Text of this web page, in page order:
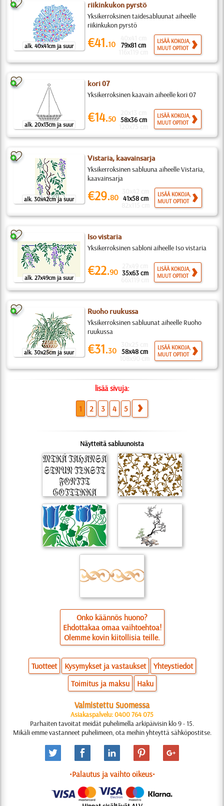
alk. 40x41cm ja suur
riikinkukon pyrstö
Yksikerroksinen taidesabluunat aiheelle
riikinkukon pyrstö
€41.10 79x81 cm
LISÄÄ KOKOJA,
MUUT OPTIOT
alk. 20x13cm ja suur
kori 07
Yksikerroksinen kaavain aiheelle kori 07
€14.50 58x36 cm
LISÄÄ KOKOJA,
MUUT OPTIOT
alk. 30x42cm ja suur
Vistaria, kaavainsarja
Yksikerroksinen sabluuna aiheelle Vistaria,
kaavainsarja
€29.80 41x58 cm
LISÄÄ KOKOJA,
MUUT OPTIOT
alk. 27x49cm ja suur
Iso vistaria
Yksikerroksinen sabloni aiheelle Iso vistaria
€22.90 35x63 cm
LISÄÄ KOKOJA,
MUUT OPTIOT
alk. 30x25cm ja suur
Ruoho ruukussa
Yksikerroksinen sabluunat aiheelle Ruoho
ruukussa
€31.30 58x48 cm
LISÄÄ KOKOJA,
MUUT OPTIOT
lisää sivuja:
1 2 3 4 5
Näytteitä sabluunoista
Onko käännös huono?
Ehdottakaa omaa vaihtoehtoa!
Olemme kovin kiitollisia teille.
Tuotteet Kysymykset ja vastaukset
Yhteystiedot
Toimitus ja maksu
Haku
Valmistettu Suomessa
Asiakaspalvelu: 0400 764 075
Parhaiten tavoitat meidät puhelimella arkipäivisin klo 9 - 15.
Mikäli emme vastanneet puhelimeen, ota meihin yhteyttä sähköpostitse.
•Palautus ja vaihto oikeus•